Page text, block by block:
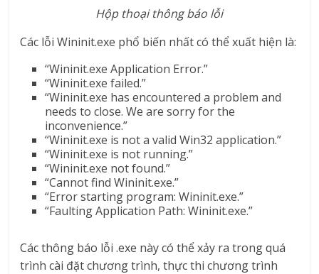
Hộp thoại thông báo lỗi
Các lỗi Wininit.exe phổ biến nhất có thể xuất hiện là:
“Wininit.exe Application Error.”
“Wininit.exe failed.”
“Wininit.exe has encountered a problem and
needs to close. We are sorry for the
inconvenience.”
“Wininit.exe is not a valid Win32 application.”
“Wininit.exe is not running.”
“Wininit.exe not found.”
“Cannot find Wininit.exe.”
“Error starting program: Wininit.exe.”
“Faulting Application Path: Wininit.exe.”
Các thông báo lỗi .exe này có thể xảy ra trong quá
trình cài đặt chương trình, thực thi chương trình